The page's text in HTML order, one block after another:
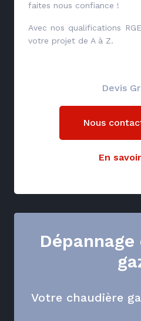
faites nous confiance !
Avec nos qualifications
votre projet de A à Z.
Devis
Nous
En
Votre chaudière